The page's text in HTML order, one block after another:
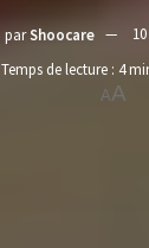
par Shoocare
Temps de lecture : 4
AA